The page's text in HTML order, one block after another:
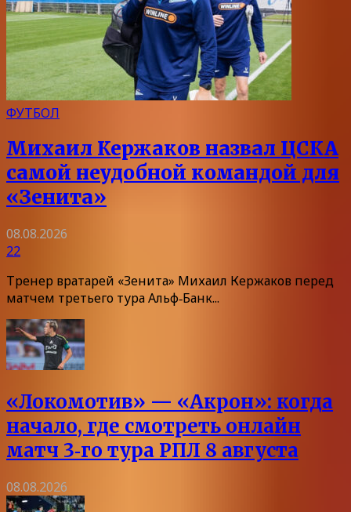
ФУТБОЛ
Михаил Кержаков назвал ЦСКА
самой неудобной командой для
«Зенита»
08.08.2026
22
Тренер вратарей «Зенита» Михаил Кержаков перед
матчем третьего тура Альф‑Банк...
«Локомотив» — «Акрон»: когда
начало, где смотреть онлайн
матч 3‑го тура РПЛ 8 августа
08.08.2026